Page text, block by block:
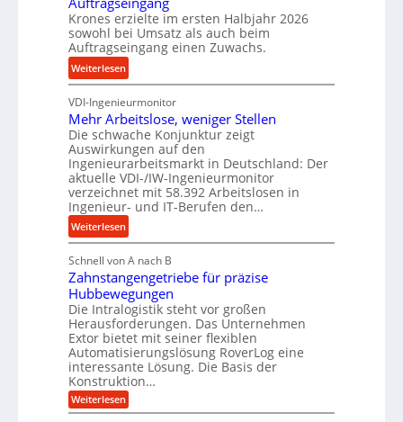
o
z
e
s
s
r
i
e
b
u
n
d
H
y
d
r
a
u
l
i
m
V
e
r
g
l
e
z
i
s
e
u
n
d
l
a
n
g
l
e
b
i
g
e
K
u
g
e
l
g
e
w
Krones erzielte im ersten Halbjahr 2026
sowohl bei Umsatz als auch beim
Auftragseingang einen Zuwachs.
Weiterlesen:
K
r
o
n
e
s
s
t
e
i
g
r
t
U
m
s
a
t
z
VDI-Ingenieurmonitor
Mehr Arbeitslose, weniger Stellen
Die schwache Konjunktur zeigt
Auswirkungen auf den
Ingenieurarbeitsmarkt in Deutschland: Der
aktuelle VDI-/IW-Ingenieurmonitor
verzeichnet mit 58.392 Arbeitslosen in
Ingenieur- und IT-Berufen den…
Weiterlesen:
M
e
h
r
A
r
b
e
i
t
s
Schnell von A nach B
Zahnstangengetriebe für präzise
Hubbewegungen
Die Intralogistik steht vor großen
Herausforderungen. Das Unternehmen
Extor bietet mit seiner flexiblen
Automatisierungslösung RoverLog eine
interessante Lösung. Die Basis der
Konstruktion…
Weiterlesen:
Z